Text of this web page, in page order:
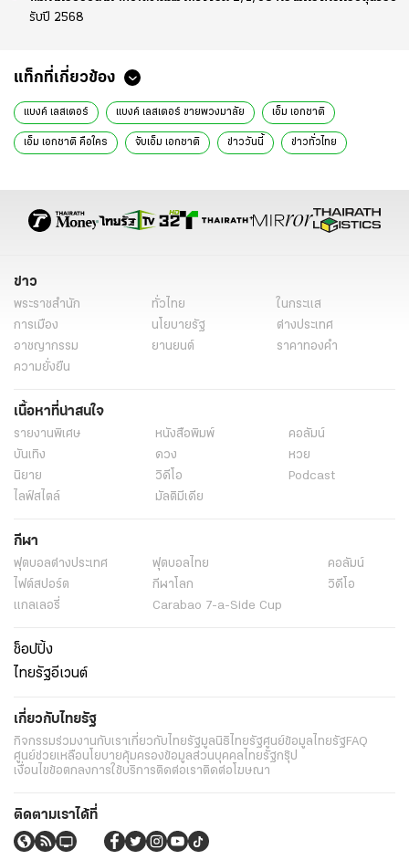
รับปี 2568
แท็กที่เกี่ยวข้อง
แบงค์ เลสเตอร์ แบงค์ เลสเตอร์ ขายพวงมาลัย เอ็ม เอกชาติ
เอ็ม เอกชาติ คือใคร จับเอ็ม เอกชาติ ข่าววันนี้ ข่าวทั่วไทย
ข่าว
พระราชสำนัก ทั่วไทย
ในกระแส
การเมือง
นโยบายรัฐ
ต่างประเทศ
อาชญากรรม
ยานยนต์
ราคาทองคำ
ความยั่งยืน
เนื้อหาที่น่าสนใจ
รายงานพิเศษ หนังสือพิมพ์
คอลัมน์
บันเทิง
ดวง
หวย
นิยาย
วิดีโอ
Podcast
ไลฟ์สไตล์
มัลติมีเดีย
กีฬา
ฟุตบอลต่่างประเทศ ฟุตบอลไทย
คอลัมน์
ไฟต์สปอร์ต
กีฬาโลก
วิดีโอ
แกลเลอรี่
Carabao 7-a-Side Cup
ช็อปปิ้ง
ไทยรัฐอีเวนต์
เกี่ยวกับไทยรัฐ
กิจกรรมร่วมงานกับเราเกี่ยวกับไทยรัฐมูลนิธิไทยรัฐศูนย์ข้อมูลไทยรัฐFAQ
ศูนย์ช่วยเหลือนโยบายคุ้มครองข้อมูลส่วนบุคคลไทยรัฐกรุ๊ป
เงื่อนไขข้อตกลงการใช้บริการติดต่อเราติดต่อโฆษณา
ติดตามเราได้ที่